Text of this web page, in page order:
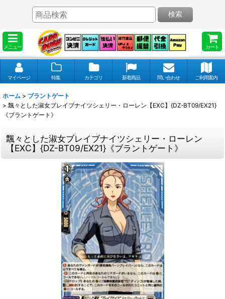
メニュー カート
検索
マイページ 特集 カテゴリ 新着商品 問い合わせ ご利用案内
ホーム > ブラントゲート
> 飄々とした淑女ブレイブナイツシェリー・ローレン【EXC】{DZ-BT09/EX21}
《ブラントゲート》
飄々とした淑女ブレイブナイツシェリー・ローレン
【EXC】{DZ-BT09/EX21}《ブラントゲート》